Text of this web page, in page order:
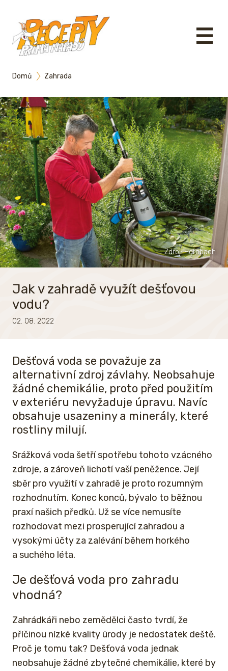
Domů Zahrada
Zdroj: Hornbach
Jak v zahradě využít dešťovou
vodu?
02. 08. 2022
Dešťová voda se považuje za
alternativní zdroj závlahy. Neobsahuje
žádné chemikálie, proto před použitím
v exteriéru nevyžaduje úpravu. Navíc
obsahuje usazeniny a minerály, které
rostliny milují.
Srážková voda šetří spotřebu tohoto vzácného
zdroje, a zároveň lichotí vaší peněžence. Její
sběr pro využití v zahradě je proto rozumným
rozhodnutím. Konec konců, bývalo to běžnou
praxí našich předků. Už se více nemusíte
rozhodovat mezi prosperující zahradou a
vysokými účty za zalévání během horkého
a suchého léta.
Je dešťová voda pro zahradu
vhodná?
Zahrádkáři nebo zemědělci často tvrdí, že
příčinou nízké kvality úrody je nedostatek deště.
Proč je tomu tak? Dešťová voda jednak
neobsahuje žádné zbytečné chemikálie, které by